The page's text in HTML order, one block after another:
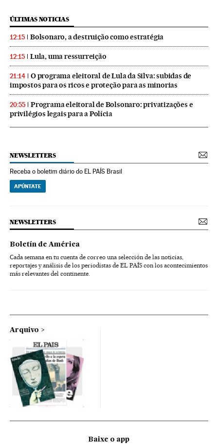
ÚLTIMAS NOTICIAS
12:15 Bolsonaro, a destruição como estratégia
12:15 Lula, uma ressurreição
21:14
O programa eleitoral de Lula da Silva: subidas de
impostos para os ricos e proteção para as minorias
20:55
Programa eleitoral de Bolsonaro: privatizações e
privilégios legais para a Polícia
NEWSLETTERS
Receba o boletim diário do EL PAÍS Brasil
APÚNTATE
NEWSLETTERS
Boletín de América
Cada semana en tu cuenta de correo una selección de las noticias,
reportajes y análisis de los periodistas de EL PAÍS con los acontecimientos
más relevantes del continente.
Arquivo
Baixe o app